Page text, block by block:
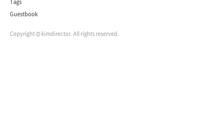
Tags
Guestbook
Copyright © kimdirector. All rights reserved.